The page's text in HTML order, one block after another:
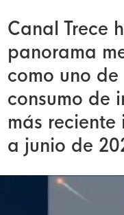
Canal Trece
panorama
como uno
consumo de
más
a junio de